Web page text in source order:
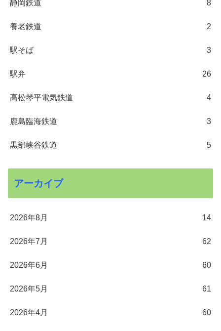
静岡鉄道 8
養老鉄道 2
駅そば 3
駅弁 26
高松琴平電気鉄道 4
鹿島臨海鉄道 3
黒部峡谷鉄道 5
アーカイブ
2026年8月 14
2026年7月 62
2026年6月 60
2026年5月 61
2026年4月 60